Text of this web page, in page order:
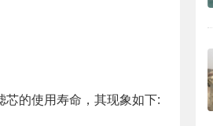
的使用寿命，其现象如下: